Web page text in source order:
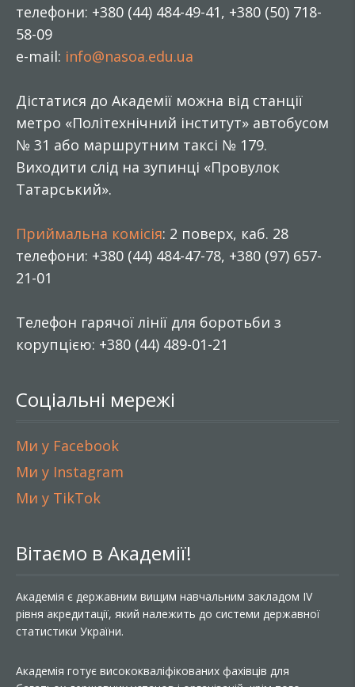
телефони: +380 (44) 484-49-41, +380 (50) 718-
58-09
e-mail: info@nasoa.edu.ua
Дістатися до Академії можна від станції
метро «Політехнічний інститут» автобусом
№ 31 або маршрутним таксі № 179.
Виходити слід на зупинці «Провулок
Татарський».
Приймальна комісія: 2 поверх, каб. 28
телефони: +380 (44) 484-47-78, +380 (97) 657-
21-01
Телефон гарячої лінії для боротьби з
корупцією: +380 (44) 489-01-21
Соціальні мережі
Ми у Facebook
Ми у Instagram
Ми у TikTok
Вітаємо в Академії!
Академія є державним вищим навчальним закладом IV
рівня акредитації, який належить до системи державної
статистики України.
Академія готує висококваліфікованих фахівців для